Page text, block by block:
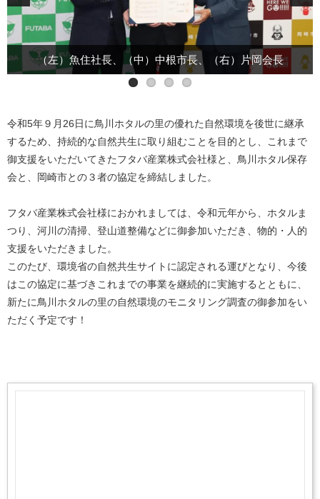
（左）魚住社長、（中）中根市長、（右）片岡会長
協定式出席者全員で記念撮影
協定書に署名をしています。
片岡会長の御挨拶です。
令和5年９月26日に鳥川ホタルの里の優れた自然環境を後世に継承
するため、持続的な自然共生に取り組むことを目的とし、これまで
御支援をいただいてきたフタバ産業株式会社様と、鳥川ホタル保存
会と、岡崎市との３者の協定を締結しました。
フタバ産業株式会社様におかれましては、令和元年から、ホタルま
つり、河川の清掃、登山道整備などに御参加いただき、物的・人的
支援をいただきました。
このたび、環境省の自然共生サイトに認定される運びとなり、今後
はこの協定に基づきこれまでの事業を継続的に実施するとともに、
新たに鳥川ホタルの里の自然環境のモニタリング調査の御参加をい
ただく予定です！